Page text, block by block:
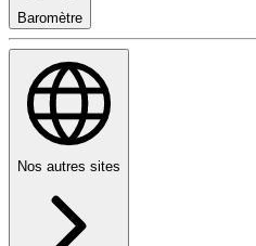
Baromètre
Nos autres sites